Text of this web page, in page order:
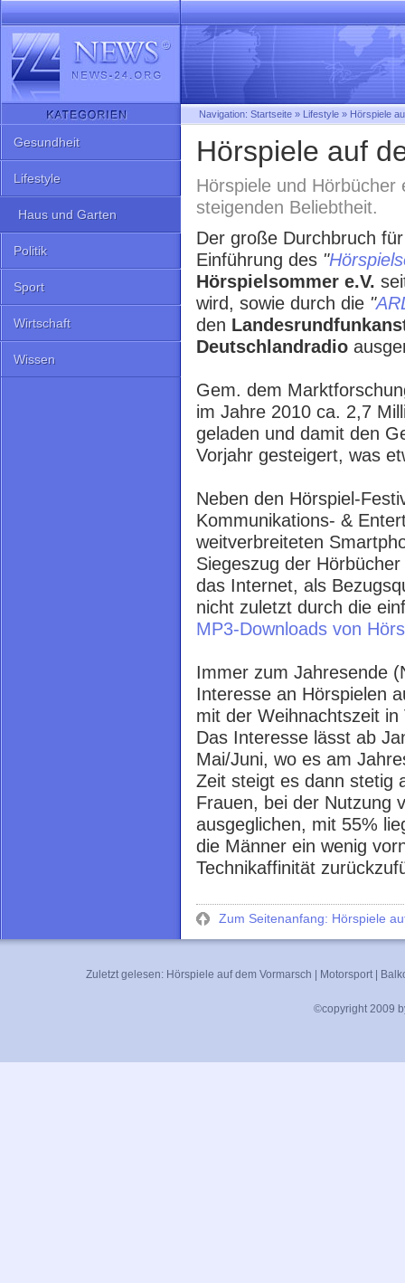
Hörspiele auf
Hörspiele und
steigenden Beliebtheit.
Der große Durchbruch
Einführung des "
Hörspielsommer e.V.
wird, sowie durch die "
den
Deutschlandradio
Gem. dem
im Jahre 2010 ca. 2,7
geladen und damit den
Vorjahr gesteigert, was
Neben den Hörspiel-
Kommunikations- &
weitverbreiteten
Siegeszug der
das Internet, als
nicht zuletzt durch die
MP3-Downloads von
Immer zum Jahresende
Interesse an Hörspielen
mit der Weihnachtszeit
Das Interesse lässt ab
Mai/Juni, wo es am
Zeit steigt es dann stetig
Frauen, bei der Nutzung
ausgeglichen, mit 55%
die Männer ein wenig
Technikaffinität
Zum Seitenanfang: Hörspiele
Gesundheit
Lifestyle
Haus und Garten
Politik
Sport
Wirtschaft
Wissen
Navigation: Startseite » Lifestyle » Hörspiele
Zuletzt gelesen: Hörspiele auf dem Vormarsch Motorsport
©copyright 2009